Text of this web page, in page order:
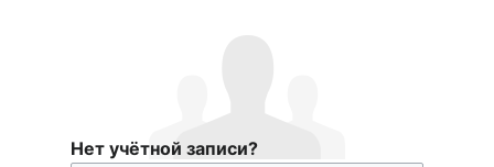
Нет учётной записи?